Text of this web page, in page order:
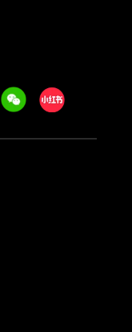
WeechatXiaohongshu/